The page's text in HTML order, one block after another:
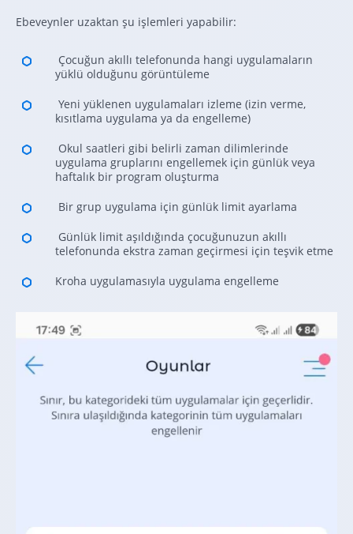
Ebeveynler uzaktan şu işlemleri yapabilir:
Çocuğun akıllı telefonunda hangi uygulamaların
yüklü olduğunu görüntüleme
Yeni yüklenen uygulamaları izleme (izin verme,
kısıtlama uygulama ya da engelleme)
Okul saatleri gibi belirli zaman dilimlerinde
uygulama gruplarını engellemek için günlük veya
haftalık bir program oluşturma
Bir grup uygulama için günlük limit ayarlama
Günlük limit aşıldığında çocuğunuzun akıllı
telefonunda ekstra zaman geçirmesi için teşvik etme
Kroha uygulamasıyla uygulama engelleme